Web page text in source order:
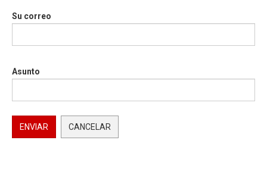
Su correo
Asunto
ENVIAR CANCELAR